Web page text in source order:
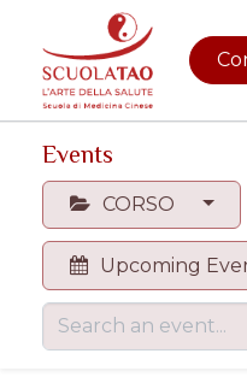
Events
CORSO
Upcoming